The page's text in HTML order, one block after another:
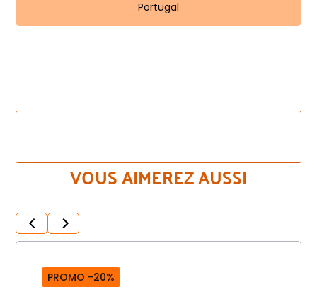
Portugal
VOUS AIMEREZ AUSSI
PROMO -20%